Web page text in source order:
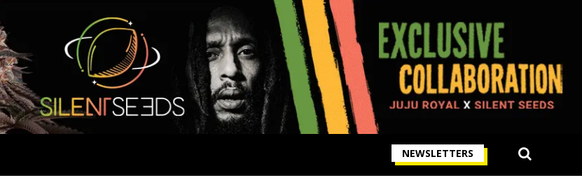
NEWSLETTERS